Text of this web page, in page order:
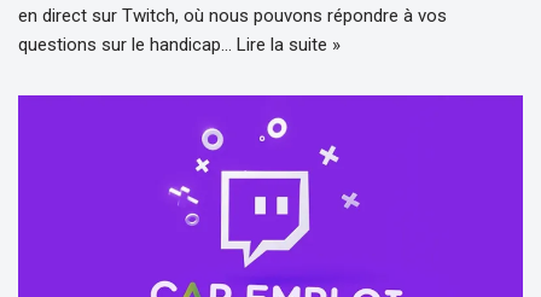
en direct sur Twitch, où nous pouvons répondre à vos
questions sur le handicap… Lire la suite »